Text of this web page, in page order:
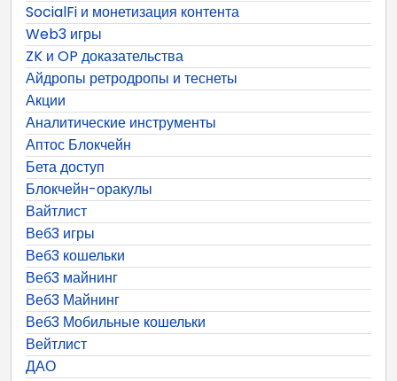
SocialFi и монетизация контента
Web3 игры
ZK и OP доказательства
Айдропы ретродропы и теснеты
Акции
Аналитические инструменты
Аптос Блокчейн
Бета доступ
Блокчейн-оракулы
Вайтлист
Веб3 игры
Веб3 кошельки
Веб3 майнинг
Веб3 Майнинг
Веб3 Мобильные кошельки
Вейтлист
ДАО